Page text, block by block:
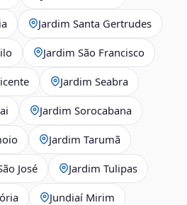
Jardim Santa Gertrudes
Jardim São Francisco
Jardim Seabra
Jardim Sorocabana
Jardim Tarumã
José Jardim Tulipas
Jundiaí Mirim